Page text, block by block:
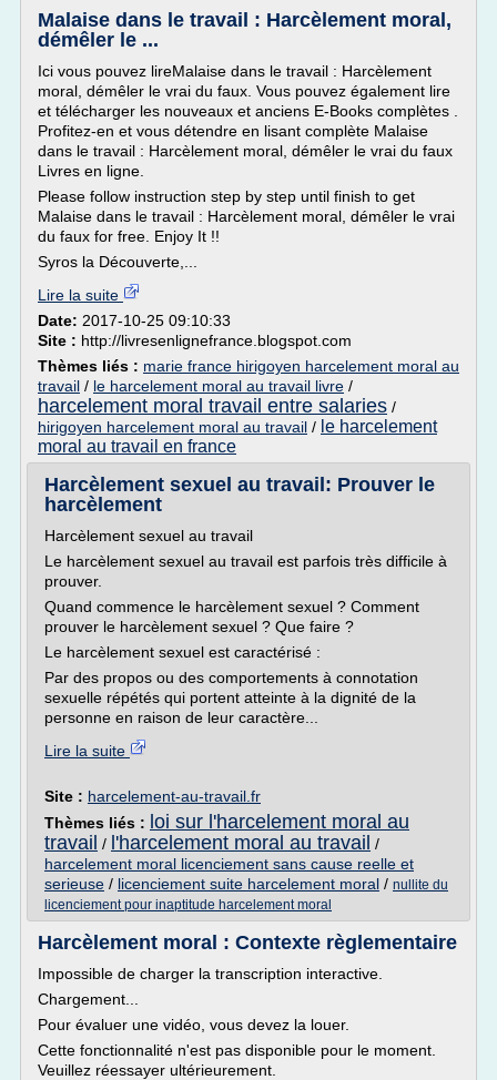
Malaise dans le travail : Harcèlement moral,
démêler le ...
Ici vous pouvez lireMalaise dans le travail : Harcèlement
moral, démêler le vrai du faux. Vous pouvez également lire
et télécharger les nouveaux et anciens E-Books complètes .
Profitez-en et vous détendre en lisant complète Malaise
dans le travail : Harcèlement moral, démêler le vrai du faux
Livres en ligne.
Please follow instruction step by step until finish to get
Malaise dans le travail : Harcèlement moral, démêler le vrai
du faux for free. Enjoy It !!
Syros la Découverte,...
Lire la suite
Date: 2017-10-25 09:10:33
Site : http://livresenlignefrance.blogspot.com
Thèmes liés : marie france hirigoyen harcelement moral au
travail / le harcelement moral au travail livre /
harcelement moral travail entre salaries /
hirigoyen harcelement moral au travail / le harcelement
moral au travail en france
Harcèlement sexuel au travail: Prouver le
harcèlement
Harcèlement sexuel au travail
Le harcèlement sexuel au travail est parfois très difficile à
prouver.
Quand commence le harcèlement sexuel ? Comment
prouver le harcèlement sexuel ? Que faire ?
Le harcèlement sexuel est caractérisé :
Par des propos ou des comportements à connotation
sexuelle répétés qui portent atteinte à la dignité de la
personne en raison de leur caractère...
Lire la suite
Site : harcelement-au-travail.fr
Thèmes liés : loi sur l'harcelement moral au
travail / l'harcelement moral au travail /
harcelement moral licenciement sans cause reelle et
serieuse / licenciement suite harcelement moral / nullite du
licenciement pour inaptitude harcelement moral
Harcèlement moral : Contexte règlementaire
Impossible de charger la transcription interactive.
Chargement...
Pour évaluer une vidéo, vous devez la louer.
Cette fonctionnalité n'est pas disponible pour le moment.
Veuillez réessayer ultérieurement.